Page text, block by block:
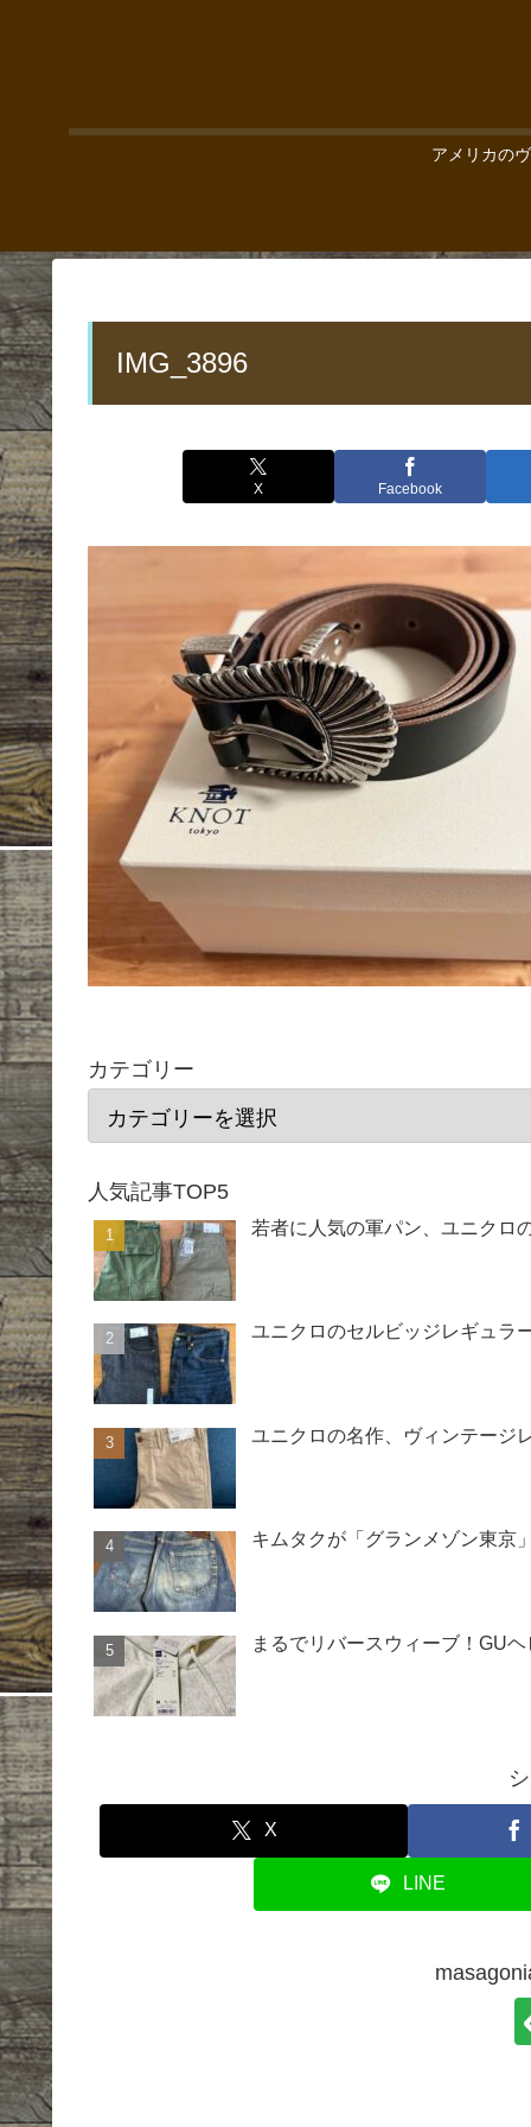
アメリカの
IMG_3896
X Facebook
カテゴリー
人気記事TOP5
若者に人気の軍パン、ユニクロ
ユニクロのセルビッジレギュラ
ユニクロの名作、ヴィンテージ
キムタクが「グランメゾン東京
まるでリバースウィーブ！GU
X
LINE